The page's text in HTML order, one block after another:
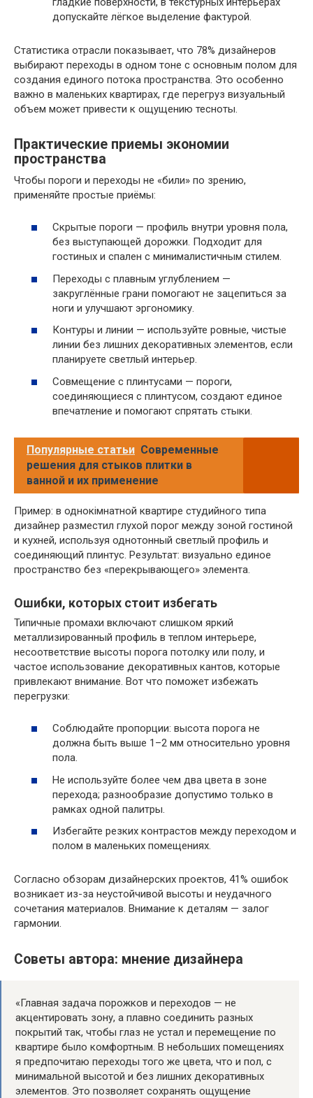
допускайте лёгкое выделение фактурой.
Статистика отрасли показывает, что 78% дизайнеров
выбирают переходы в одном тоне с основным полом для
создания единого потока пространства. Это особенно
важно в маленьких квартирах, где перегруз визуальный
объем может привести к ощущению тесноты.
Практические приемы экономии
пространства
Чтобы пороги и переходы не «били» по зрению,
применяйте простые приёмы:
Скрытые пороги — профиль внутри уровня пола,
без выступающей дорожки. Подходит для
гостиных и спален с минималистичным стилем.
Переходы с плавным углублением —
закруглённые грани помогают не зацепиться за
ноги и улучшают эргономику.
Контуры и линии — используйте ровные, чистые
линии без лишних декоративных элементов, если
планируете светлый интерьер.
Совмещение с плинтусами — пороги,
соединяющиеся с плинтусом, создают единое
впечатление и помогают спрятать стыки.
Популярные статьи Современные
решения для стыков плитки в
ванной и их применение
Пример: в однокімнатной квартире студийного типа
дизайнер разместил глухой порог между зоной гостиной
и кухней, используя однотонный светлый профиль и
соединяющий плинтус. Результат: визуально единое
пространство без «перекрывающего» элемента.
Ошибки, которых стоит избегать
Типичные промахи включают слишком яркий
металлизированный профиль в теплом интерьерe,
несоответствие высоты порога потолку или полу, и
частое использование декоративных кантов, которые
привлекают внимание. Вот что поможет избежать
перегрузки:
Соблюдайте пропорции: высота порога не
должна быть выше 1–2 мм относительно уровня
пола.
Не используйте более чем два цвета в зоне
перехода; разнообразие допустимо только в
рамках одной палитры.
Избегайте резких контрастов между переходом и
полом в маленьких помещениях.
Согласно обзорам дизайнерских проектов, 41% ошибок
возникает из-за неустойчивой высоты и неудачного
сочетания материалов. Внимание к деталям — залог
гармонии.
Советы автора: мнение дизайнера
«Главная задача порожков и переходов — не
акцентировать зону, а плавно соединить разных
покрытий так, чтобы глаз не устал и перемещение по
квартире было комфортным. В небольших помещениях
я предпочитаю переходы того же цвета, что и пол, с
минимальной высотой и без лишних декоративных
элементов. Это позволяет сохранять ощущение